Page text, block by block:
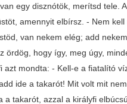
egy disznótök, merítsd tele.
amennyit elbírsz. - Nem kell
van nekem elég; add
ördög, hogy így, meg úgy,
azt mondta: - Kell-e a fiatalító
ide a takarót! Mit volt mit
a takarót, azzal a királyfi